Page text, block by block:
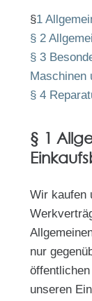
§1
§ 2
§ 3
Maschinen
§ 4
§ 1
Wir kaufen
nur
unseren